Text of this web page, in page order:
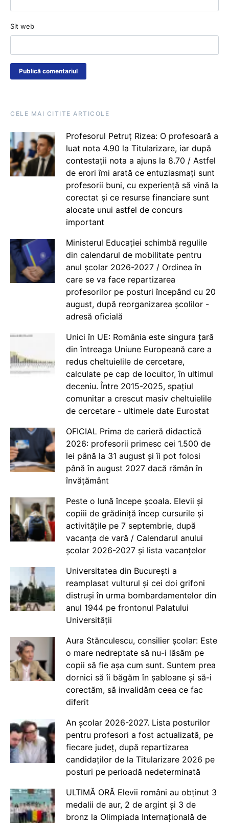
Sit web
CELE MAI CITITE ARTICOLE
Profesorul Petruț Rizea: O profesoară a
luat nota 4.90 la Titularizare, iar după
contestații nota a ajuns la 8.70 / Astfel
de erori îmi arată ce entuziasmați sunt
profesorii buni, cu experiență să vină la
corectat și ce resurse financiare sunt
alocate unui astfel de concurs
important
Ministerul Educației schimbă regulile
din calendarul de mobilitate pentru
anul școlar 2026-2027 / Ordinea în
care se va face repartizarea
profesorilor pe posturi începând cu 20
august, după reorganizarea școlilor -
adresă oficială
Unici în UE: România este singura țară
din întreaga Uniune Europeană care a
redus cheltuielile de cercetare,
calculate pe cap de locuitor, în ultimul
deceniu. Între 2015-2025, spațiul
comunitar a crescut masiv cheltuielile
de cercetare - ultimele date Eurostat
OFICIAL Prima de carieră didactică
2026: profesorii primesc cei 1.500 de
lei până la 31 august și îi pot folosi
până în august 2027 dacă rămân în
învățământ
Peste o lună începe școala. Elevii și
copiii de grădiniță încep cursurile și
activitățile pe 7 septembrie, după
vacanța de vară / Calendarul anului
școlar 2026-2027 și lista vacanțelor
Universitatea din București a
reamplasat vulturul și cei doi grifoni
distruși în urma bombardamentelor din
anul 1944 pe frontonul Palatului
Universității
Aura Stănculescu, consilier școlar: Este
o mare nedreptate să nu-i lăsăm pe
copii să fie așa cum sunt. Suntem prea
dornici să îi băgăm în șabloane și să-i
corectăm, să invalidăm ceea ce fac
diferit
An școlar 2026-2027. Lista posturilor
pentru profesori a fost actualizată, pe
fiecare județ, după repartizarea
candidaților de la Titularizare 2026 pe
posturi pe perioadă nedeterminată
ULTIMĂ ORĂ Elevii români au obținut 3
medalii de aur, 2 de argint și 3 de
bronz la Olimpiada Internațională de